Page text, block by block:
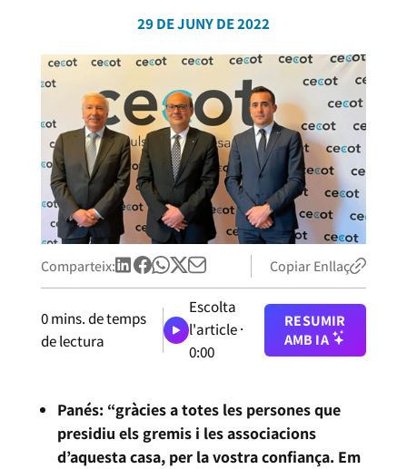
29 DE JUNY DE 2022
Comparteix: Copiar Enllaç
0mins. de temps
de lectura
Escolta
l'article ·
0:00
RESUMIR
AMB IA
Panés: “gràcies a totes les persones que
presidiu els gremis i les associacions
d’aquesta casa, per la vostra confiança. Em